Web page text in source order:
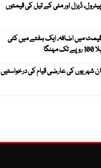
ڈیزل اور مٹی کے تیل کی قیمتوں
میں اضافہ، ایک ہفتے میں کئی
شہریوں کی عارضی قیام کی درخواستیں